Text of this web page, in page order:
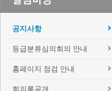
공지사항
등급분류심의회의 안내
홈페이지 점검 안내
회의록공개